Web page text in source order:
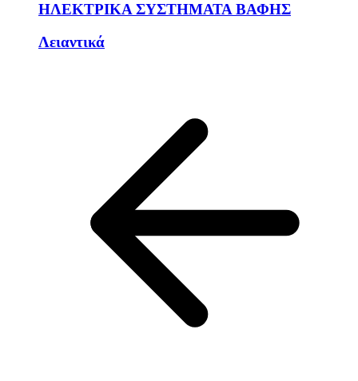
ΗΛΕΚΤΡΙΚΑ ΣΥΣΤΗΜΑΤΑ ΒΑΦΗΣ
Λειαντικά